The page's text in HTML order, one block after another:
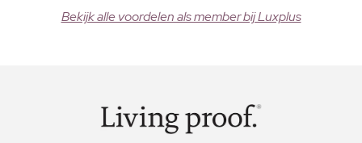
Bekijk alle voordelen als member bij Luxplus